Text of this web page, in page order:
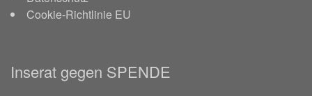
Cookie-Richtlinie EU
Inserat gegen SPENDE